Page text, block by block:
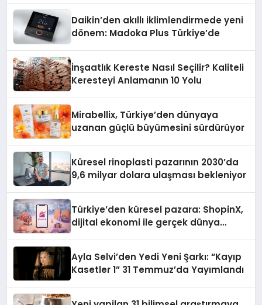
Daikin’den akıllı iklimlendirmede yeni
dönem: Madoka Plus Türkiye’de
İnşaatlık Kereste Nasıl Seçilir? Kaliteli
Keresteyi Anlamanın 10 Yolu
Mirabellix, Türkiye’den dünyaya
uzanan güçlü büyümesini sürdürüyor
Küresel rinoplasti pazarının 2030’da
9,6 milyar dolara ulaşması bekleniyor
Türkiye’den küresel pazara: ShopinX,
dijital ekonomi ile gerçek dünya
Ayla Selvi’den Yedi Yeni Şarkı: “Kayıp
Kasetler 1” 31 Temmuz’da Yayımlandı